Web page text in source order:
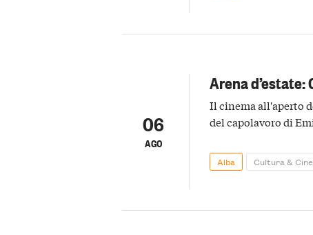
06
AGO
Arena
Il cinema all'aperto
del capolavoro di
Alba Cultura &